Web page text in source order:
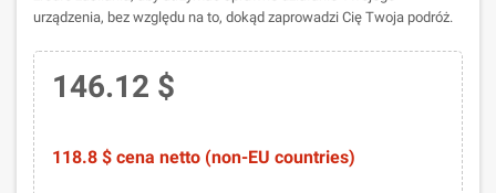
urządzenia, bez względu na to, dokąd zaprowadzi Cię Twoja podróż.
146.12 $
118.8 $ cena netto (non-EU countries)